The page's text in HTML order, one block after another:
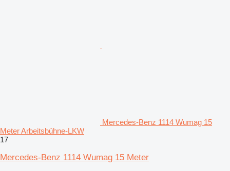
Mercedes-Benz 1114 Wumag 15
Meter Arbeitsbühne-LKW
17
Mercedes-Benz 1114 Wumag 15 Meter